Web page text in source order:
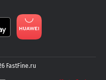
FastFine.ru